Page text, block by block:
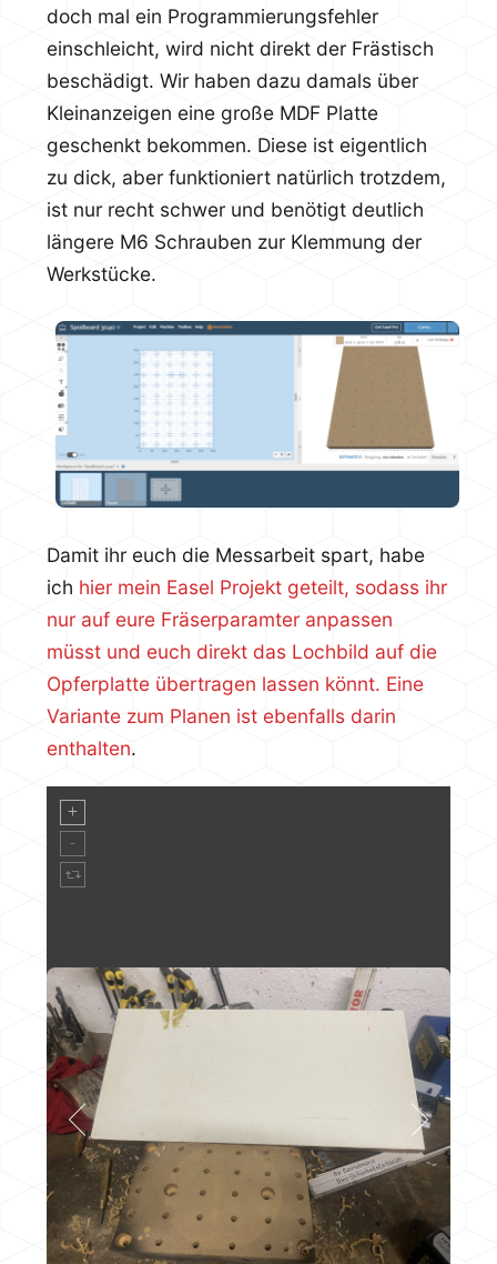
doch mal ein Programmierungsfehler
einschleicht, wird nicht direkt der Frästisch
beschädigt. Wir haben dazu damals über
Kleinanzeigen eine große MDF Platte
geschenkt bekommen. Diese ist eigentlich
zu dick, aber funktioniert natürlich trotzdem,
ist nur recht schwer und benötigt deutlich
längere M6 Schrauben zur Klemmung der
Werkstücke.
Damit ihr euch die Messarbeit spart, habe
ich hier mein Easel Projekt geteilt, sodass ihr
nur auf eure Fräserparamter anpassen
müsst und euch direkt das Lochbild auf die
Opferplatte übertragen lassen könnt. Eine
Variante zum Planen ist ebenfalls darin
enthalten.